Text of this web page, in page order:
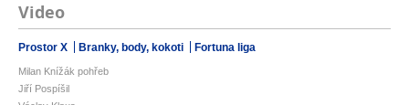
Video
Prostor X Branky, body, kokoti Fortuna liga
Milan Knížák pohřeb
Jiří Pospíšil